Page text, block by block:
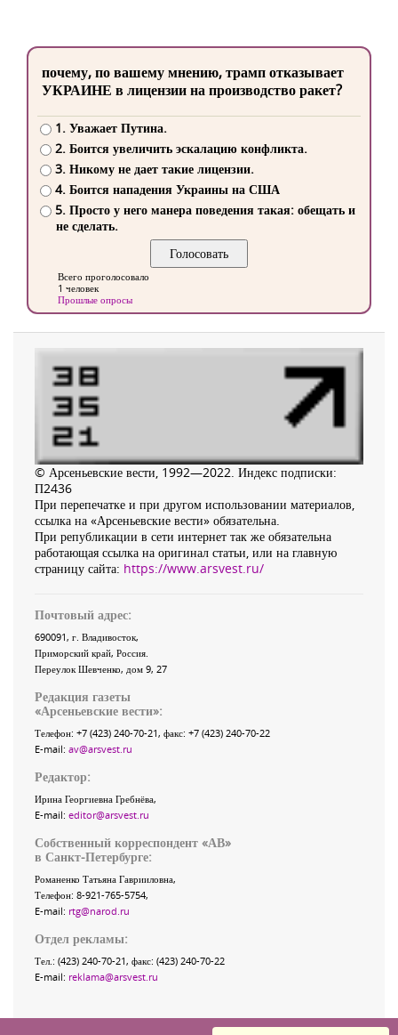
почему, по вашему мнению, трамп отказывает
УКРАИНЕ в лицензии на производство ракет?
1. Уважает Путина.
2. Боится увеличить эскалацию конфликта.
3. Никому не дает такие лицензии.
4. Боится нападения Украины на США
5. Просто у него манера поведения такая: обещать и
не сделать.
Всего проголосовало
1 человек
Прошлые опросы
© Арсеньевские вести, 1992—2022. Индекс подписки:
П2436
При перепечатке и при другом использовании материалов,
ссылка на «Арсеньевские вести» обязательна.
При републикации в сети интернет так же обязательна
работающая ссылка на оригинал статьи, или на главную
страницу сайта: https://www.arsvest.ru/
Почтовый адрес:
690091, г. Владивосток,
Приморский край, Россия
Переулок Шевченко, дом 9, 27
Редакция газеты
«Арсеньевские вести»:
Телефон: +7 (423) 240-70-21, факс: +7 (423) 240-70-22
E-mail: av@arsvest.ru
Редактор:
Ирина Георгиевна Гребнёва,
E-mail: editor@arsvest.ru
Собственный корреспондент «АВ»
в Санкт-Петербурге:
Романенко Татьяна Гаврииловна,
Телефон: 8-921-765-5754,
E-mail: rtg@narod.ru
Отдел рекламы:
Тел.: (423) 240-70-21, факс: (423) 240-70-22
E-mail: reklama@arsvest.ru